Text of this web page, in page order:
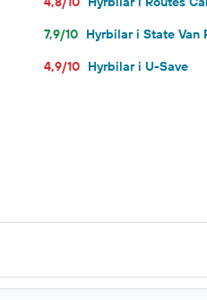
7,9/10 Hyrbilar i State Van
4,9/10 Hyrbilar i U-Save